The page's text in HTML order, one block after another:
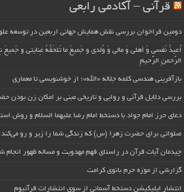
قرآنی – آکادمی رابعی
دومین فراخوان بررسی نقش همایش جهانی اربعین در توسعه
اُعیذُ نَفسی وَ أهلی وَ مالی وَ وُلدی و جَمیعَ ما تَلحَقُهُ عِنایتی و جَمیعَ
الرَّحمنِ الرَّحیمِ
بازآفرینی هندسی کلمه جلاله «الله»؛ از خوشنویسی تا معماری
بررسی دلایل قرآنی و روایی و تاریخی مبنی بر امکان زن بودن
دعای حرز امام جواد با دستخط امام رضا علیهما السلام و روش
صلواتی برای حضرت زهرا (س) که زندگی شما را زیر و رو می‌کند
چیدمان آیات قرآن در راستای فهم مهدویت و مساله ظهور
گزارشی از موزه حرم بانوی کرامت
انتشار اپلیکیشن دستخط آسمانی از سوی انتشارات قرآنیوم